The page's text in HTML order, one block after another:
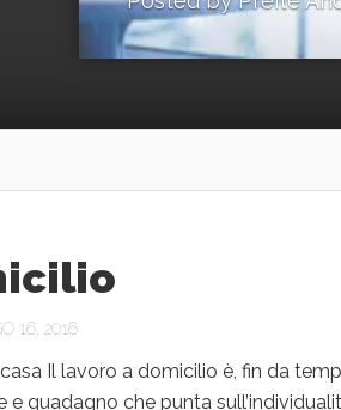
16, 2016
Il lavoro a domicilio è, fin da
guadagno che punta